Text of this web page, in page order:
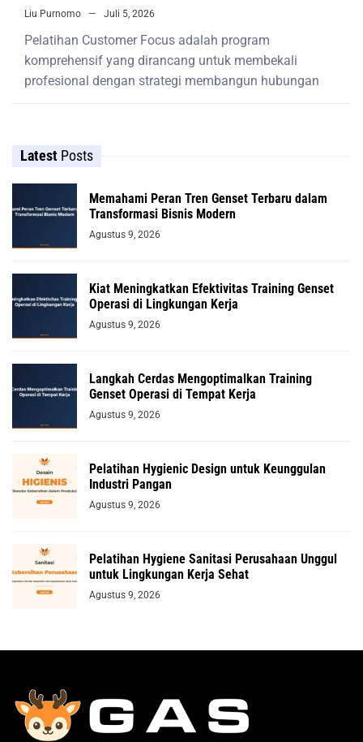
Liu Purnomo Juli 5, 2026
Pelatihan Customer Focus adalah program
komprehensif yang dirancang untuk membekali
profesional dengan strategi membangun hubungan
Latest Posts
Memahami Peran Tren Genset Terbaru dalam
Transformasi Bisnis Modern
Agustus 9, 2026
Kiat Meningkatkan Efektivitas Training Genset
Operasi di Lingkungan Kerja
Agustus 9, 2026
Langkah Cerdas Mengoptimalkan Training
Genset Operasi di Tempat Kerja
Agustus 9, 2026
Pelatihan Hygienic Design untuk Keunggulan
Industri Pangan
Agustus 9, 2026
Pelatihan Hygiene Sanitasi Perusahaan Unggul
untuk Lingkungan Kerja Sehat
Agustus 9, 2026